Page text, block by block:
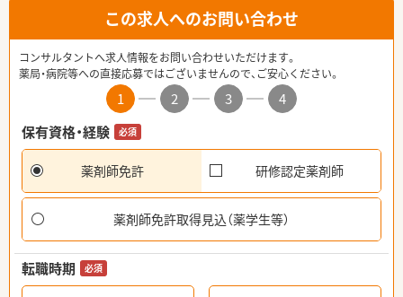
この求人へのお問い合わせ
コンサルタントへ求人情報をお問い合わせいただけます。
薬局・病院等への直接応募ではございませんので、ご安心ください。
1 2 3
4
保有資格・経験
必須
薬剤師免許 研修認定薬剤師
薬剤師免許取得見込（薬学生等）
転職時期 必須